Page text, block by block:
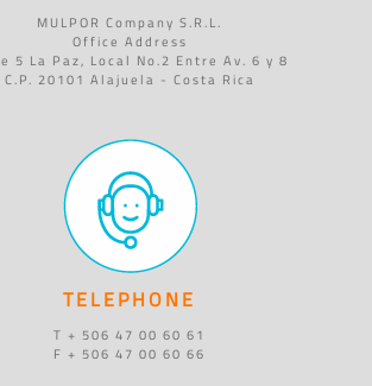
MULPOR Company S.R.L.
Office Address
5 La Paz, Local No.2 Entre Av. 6 y 8
C.P. 20101 Alajuela - Costa Rica
TELEPHONE
T + 506 47 00 60 61
F + 506 47 00 60 66